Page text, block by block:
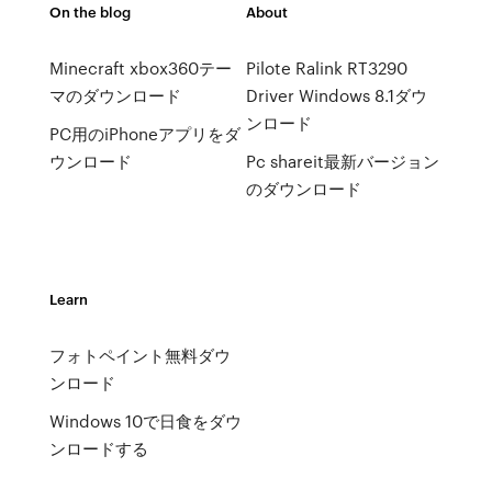
On the blog
Minecraft xbox360テー
マのダウンロード
PC用のiPhoneアプリをダ
ウンロード
About
Pilote Ralink RT3290
Driver Windows 8.1ダウ
ンロード
Pc shareit最新バージョン
のダウンロード
Learn
フォトペイント無料ダウ
ンロード
Windows 10で日食をダウ
ンロードする